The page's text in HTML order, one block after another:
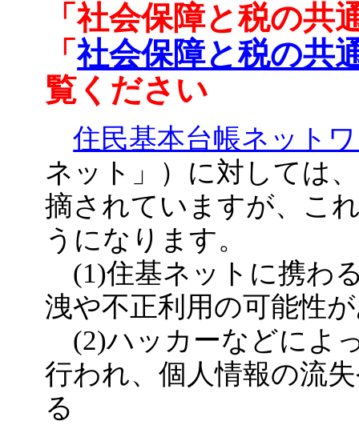
「社会保障と税の
「社会保障と税の共
覧ください
住民基本台帳ネット
ネット」）に対しては
摘されていますが、こ
うになります。
(1)住基ネットに携わ
洩や不正利用の可能性
(2)ハッカーなどによ
行われ、個人情報の流
る